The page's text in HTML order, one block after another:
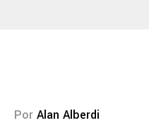
Por Alan Alberdi